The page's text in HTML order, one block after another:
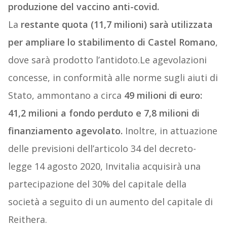
produzione del vaccino anti-covid.
La restante quota (11,7 milioni) sarà utilizzata
per ampliare lo stabilimento di Castel Romano,
dove sarà prodotto l’antidoto.Le agevolazioni
concesse, in conformità alle norme sugli aiuti di
Stato, ammontano a circa 49 milioni di euro:
41,2 milioni a fondo perduto e 7,8 milioni di
finanziamento agevolato. Inoltre, in attuazione
delle previsioni dell’articolo 34 del decreto-
legge 14 agosto 2020, Invitalia acquisirà una
partecipazione del 30% del capitale della
società a seguito di un aumento del capitale di
Reithera.